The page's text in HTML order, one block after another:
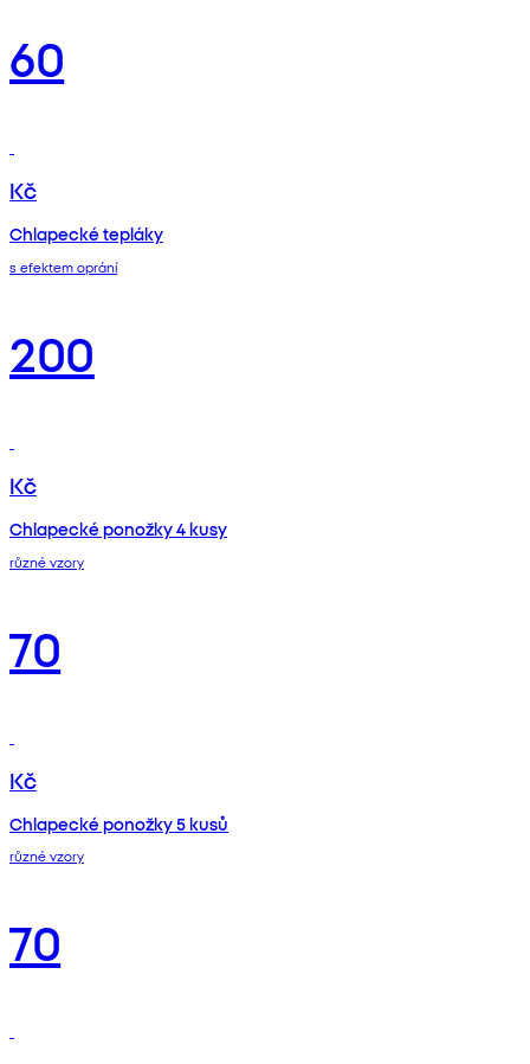
60
Kč
Chlapecké tepláky
s efektem oprání
200
Kč
Chlapecké ponožky 4 kusy
různé vzory
70
Kč
Chlapecké ponožky 5 kusů
různé vzory
70